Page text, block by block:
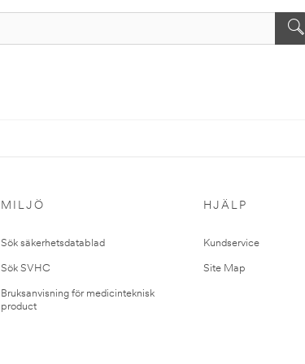
MILJÖ
Sök säkerhetsdatablad
Sök SVHC
Bruksanvisning för medicinteknisk
product
HJÄLP
Kundservice
Site Map